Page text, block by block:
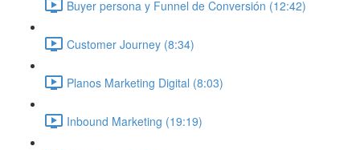
Buyer persona y Funnel de Conversión (12:42)
Customer Journey (8:34)
Planos Marketing Digital (8:03)
Inbound Marketing (19:19)